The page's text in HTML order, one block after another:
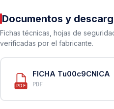
Documentos y
Fichas técnicas, hojas de
verificadas por el fabricante.
PDF
FICHA Tu00c9CNICA
PDF